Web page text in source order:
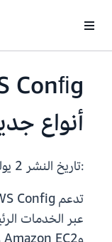
أنواع
:تاريخ النشر